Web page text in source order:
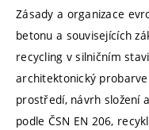
Zásady a organizace
betonu a souvisejících
recycling v silničním
architektonický
prostředí, návrh složení
podle ČSN EN 206,